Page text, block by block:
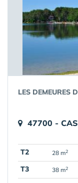
LES DEMEURES
47700 -
T2 28 m2
T3
38 m2